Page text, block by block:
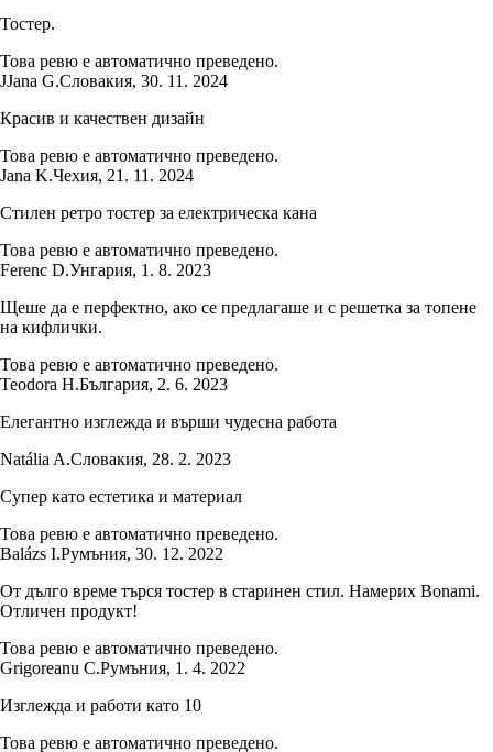
Тостер.
Това ревю е автоматично преведено.
JJana G.Словакия, 30. 11. 2024
Красив и качествен дизайн
Това ревю е автоматично преведено.
Jana K.Чехия, 21. 11. 2024
Стилен ретро тостер за електрическа кана
Това ревю е автоматично преведено.
Ferenc D.Унгария, 1. 8. 2023
Щеше да е перфектно, ако се предлагаше и с решетка за топене
на кифлички.
Това ревю е автоматично преведено.
Teodora H.България, 2. 6. 2023
Елегантно изглежда и върши чудесна работа
Natália A.Словакия, 28. 2. 2023
Супер като естетика и материал
Това ревю е автоматично преведено.
Balázs I.Румъния, 30. 12. 2022
От дълго време търся тостер в старинен стил. Намерих Bonami.
Отличен продукт!
Това ревю е автоматично преведено.
Grigoreanu C.Румъния, 1. 4. 2022
Изглежда и работи като 10
Това ревю е автоматично преведено.